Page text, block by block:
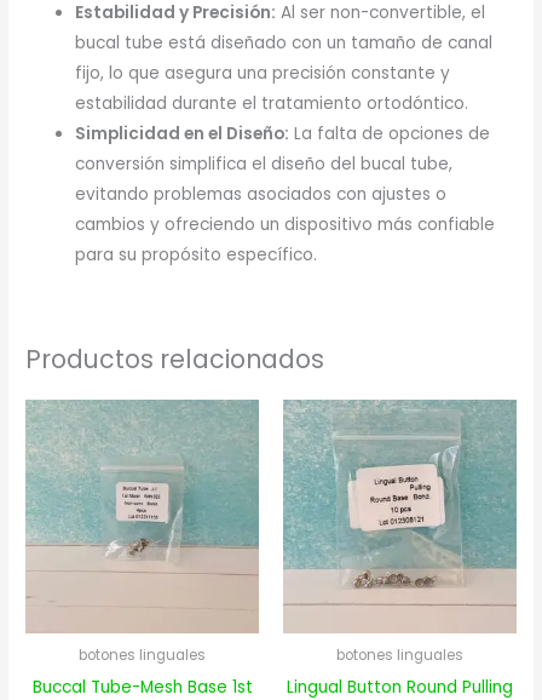
Estabilidad y Precisión: Al ser non-convertible, el
bucal tube está diseñado con un tamaño de canal
fijo, lo que asegura una precisión constante y
estabilidad durante el tratamiento ortodóntico.
Simplicidad en el Diseño: La falta de opciones de
conversión simplifica el diseño del bucal tube,
evitando problemas asociados con ajustes o
cambios y ofreciendo un dispositivo más confiable
para su propósito específico.
Productos relacionados
botones linguales
Buccal Tube-Mesh Base 1st
botones linguales
Lingual Button Round Pulling